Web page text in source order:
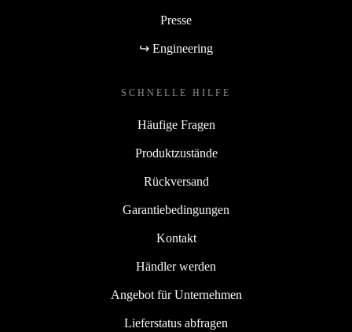
Presse
↪ Engineering
SCHNELLE HILFE
Häufige Fragen
Produktzustände
Rückversand
Garantiebedingungen
Kontakt
Händler werden
Angebot für Unternehmen
Lieferstatus abfragen